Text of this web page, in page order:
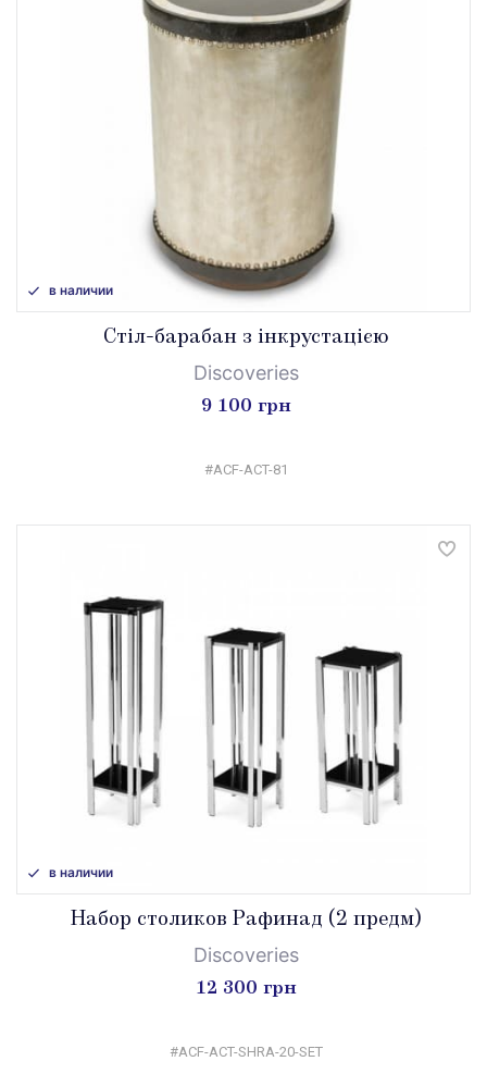
в наличии
Стіл-барабан з інкрустацією
Discoveries
9 100 грн
#ACF-ACT-81
в наличии
Набор столиков Рафинад (2 предм)
Discoveries
12 300 грн
#ACF-ACT-SHRA-20-SET